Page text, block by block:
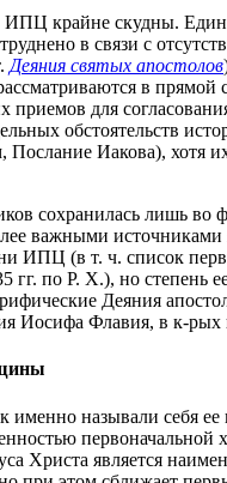
крайне скудны.
в связи с
Деяния святых апостолов
в прямой
приемов для
обстоятельств
Иакова), хотя
сохранилась лишь во
важными источниками
ИПЦ (в т. ч. список
гг. по Р. Х.), но степень
Деяния
Иосифа Флавия, в к-рых
называли себя ее
Христа является